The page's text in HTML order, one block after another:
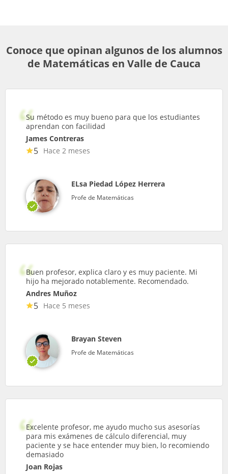
Conoce que opinan algunos de los alumnos
de Matemáticas en Valle de Cauca
Su método es muy bueno para que los estudiantes
aprendan con facilidad
James Contreras
5 Hace 2 meses
ELsa Piedad López Herrera
Profe de Matemáticas
Buen profesor, explica claro y es muy paciente. Mi
hijo ha mejorado notablemente. Recomendado.
Andres Muñoz
5 Hace 5 meses
Brayan Steven
Profe de Matemáticas
Excelente profesor, me ayudo mucho sus asesorías
para mis exámenes de cálculo diferencial, muy
paciente y se hace entender muy bien, lo recomiendo
demasiado
Joan Rojas